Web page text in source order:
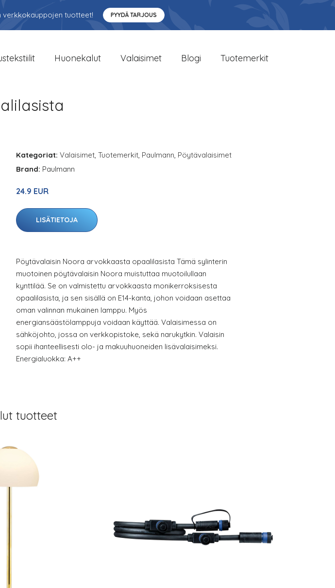
tuotteet! PYYDÄ TARJOUS
Huonekalut Valaisimet Blogi Tuotemerkit
Kategoriat: Valaisimet, Tuotemerkit, Paulmann, Pöytävalaisimet
Brand: Paulmann
24.9 EUR
LISÄTIETOJA
Pöytävalaisin Noora arvokkaasta opaalilasista Tämä sylinterin
muotoinen pöytävalaisin Noora muistuttaa muotoilullaan
kynttilää. Se on valmistettu arvokkaasta monikerroksisesta
opaalilasista, ja sen sisällä on E14-kanta, johon voidaan asettaa
oman valinnan mukainen lamppu. Myös
energiansäästölamppuja voidaan käyttää. Valaisimessa on
sähköjohto, jossa on verkkopistoke, sekä narukytkin. Valaisin
sopii ihanteellisesti olo- ja makuuhuoneiden lisävalaisimeksi.
Energialuokka: A++
tuotteet